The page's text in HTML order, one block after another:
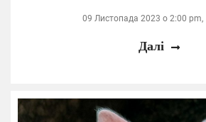
09 Листопада 2023 о 2:00 pm,
Далі